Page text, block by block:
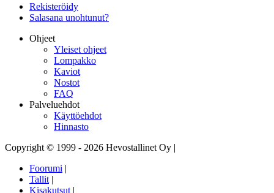
Rekisteröidy
Salasana unohtunut?
Ohjeet
Yleiset ohjeet
Lompakko
Kaviot
Nostot
FAQ
Palveluehdot
Käyttöehdot
Hinnasto
Copyright © 1999 - 2026 Hevostallinet Oy |
Foorumi |
Tallit |
Kisakutsut |